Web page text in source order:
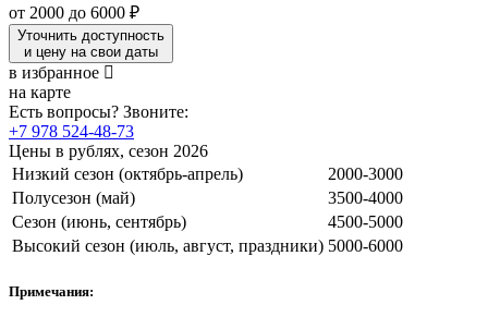
от 2000 до 6000 ₽
Уточнить доступность
и цену на свои даты
в избранное
на карте
Есть вопросы? Звоните:
+7 978 524-48-73
Цены в рублях, сезон 2026
Низкий сезон (октябрь-апрель)
2000-3000
Полусезон (май)
3500-4000
Сезон (июнь, сентябрь)
4500-5000
Высокий сезон (июль, август, праздники) 5000-6000
Примечания: